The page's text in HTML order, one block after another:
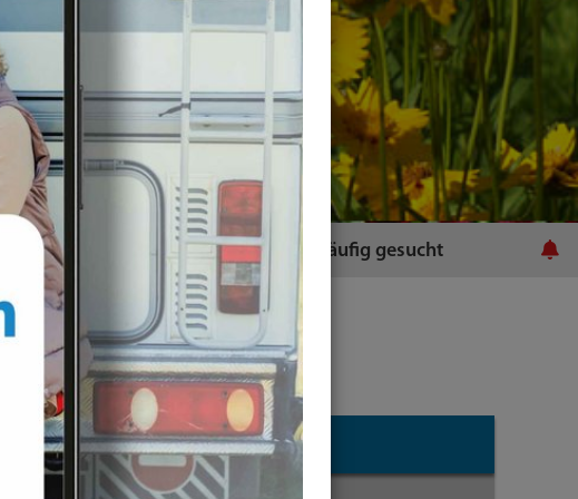
Landratsamt Häufig gesucht
Plugins